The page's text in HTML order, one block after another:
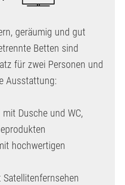
geräumig und gut
Betten sind
für zwei Personen und
Ausstattung:
Dusche und WC,
hochwertigen